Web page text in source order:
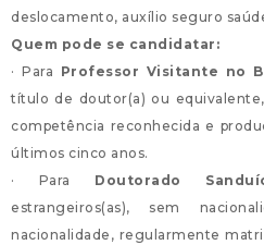
deslocamento, auxílio seguro
Quem pode se candidatar:
· Para Professor Visitante no
título de doutor(a) ou
competência reconhecida e
últimos cinco anos.
· Para Doutorado
estrangeiros(as), sem
nacionalidade, regularmente